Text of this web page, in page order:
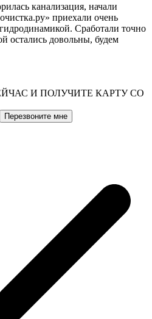
канализация, начали
приехали очень
Сработали точно
остались довольны, будем
И ПОЛУЧИТЕ КАРТУ СО
Перезвоните мне